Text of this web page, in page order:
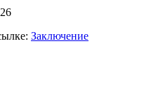
Заключение